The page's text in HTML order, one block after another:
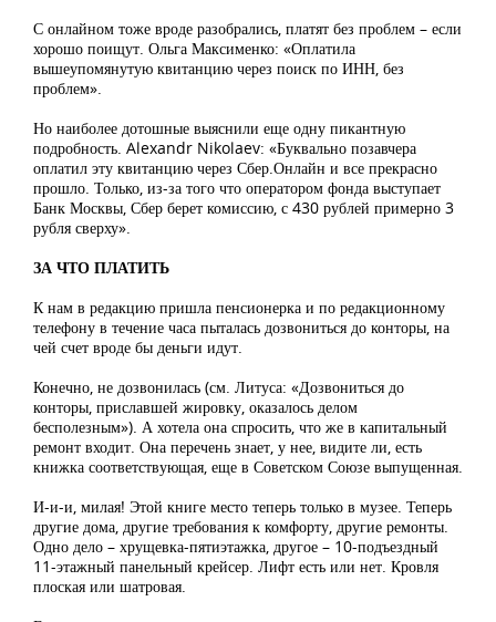
С онлайном тоже вроде разобрались, платят без проблем – если
хорошо поищут. Ольга Максименко: «Оплатила
вышеупомянутую квитанцию через поиск по ИНН, без
проблем».
Но наиболее дотошные выяснили еще одну пикантную
подробность. Alexandr Nikolaev: «Буквально позавчера
оплатил эту квитанцию через Сбер.Онлайн и все прекрасно
прошло. Только, из-за того что оператором фонда выступает
Банк Москвы, Сбер берет комиссию, с 430 рублей примерно 3
рубля сверху».
ЗА ЧТО ПЛАТИТЬ
К нам в редакцию пришла пенсионерка и по редакционному
телефону в течение часа пыталась дозвониться до конторы, на
чей счет вроде бы деньги идут.
Конечно, не дозвонилась (см. Литуса: «Дозвониться до
конторы, приславшей жировку, оказалось делом
бесполезным»). А хотела она спросить, что же в капитальный
ремонт входит. Она перечень знает, у нее, видите ли, есть
книжка соответствующая, еще в Советском Союзе выпущенная.
И-и-и, милая! Этой книге место теперь только в музее. Теперь
другие дома, другие требования к комфорту, другие ремонты.
Одно дело – хрущевка-пятиэтажка, другое – 10-подъездный
11-этажный панельный крейсер. Лифт есть или нет. Кровля
плоская или шатровая.